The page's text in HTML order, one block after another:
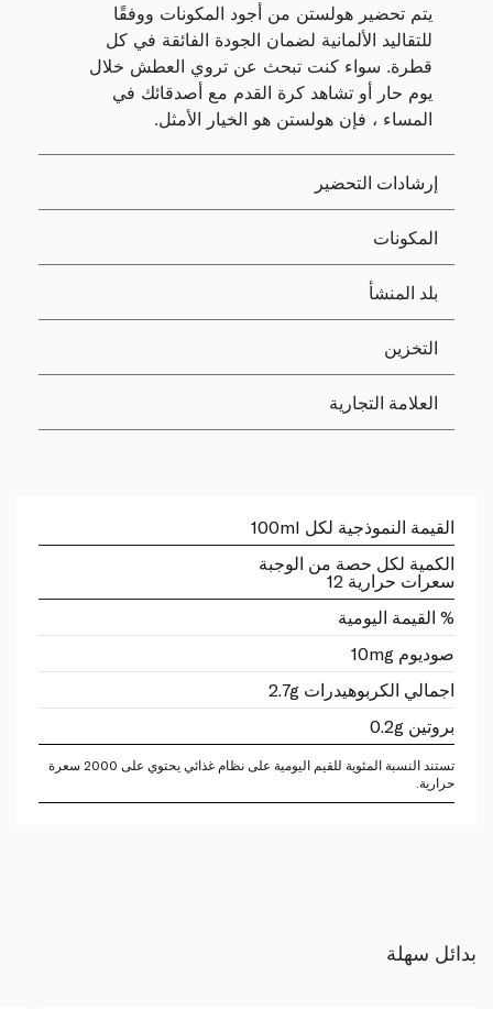
يتم تحضير هولستن من أجود المكونات ووفقًا
للتقاليد الألمانية لضمان الجودة الفائقة في كل
قطرة. سواء كنت تبحث عن تروي العطش خلال
يوم حار أو تشاهد كرة القدم مع أصدقائك في
المساء ، فإن هولستن هو الخيار الأمثل.
إرشادات التحضير
المكونات
بلد المنشأ
التخزين
العلامة التجارية
القيمة النموذجية لكل 100ml
الكمية لكل حصة من الوجبة
سعرات حرارية 12
% القيمة اليومية
صوديوم 10mg
اجمالي الكربوهيدرات 2.7g
بروتين 0.2g
تستند النسبة المئوية للقيم اليومية على نظام غذائي يحتوي على 2000 سعرة
حرارية.
بدائل سهلة